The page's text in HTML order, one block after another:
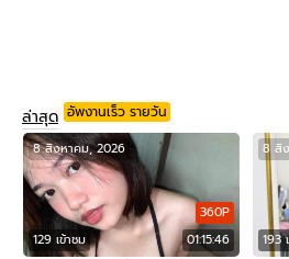
ล่าสุด อัพงานเร็ว รายวัน
129 เข้าชม 01:15:46
360P
8 สิงหาคม, 2026
193
8 สิ